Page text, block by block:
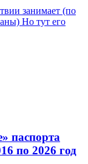
занимает (по
Но тут его
паспорта
по 2026 год